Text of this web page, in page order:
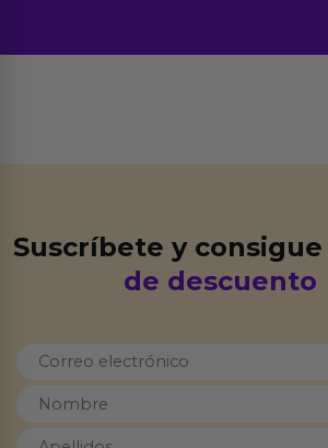
Suscríbete y
de descuento